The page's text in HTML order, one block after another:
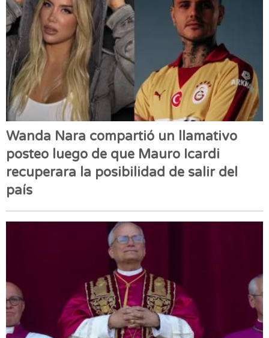
Wanda Nara compartió un llamativo
posteo luego de que Mauro Icardi
recuperara la posibilidad de salir del
país